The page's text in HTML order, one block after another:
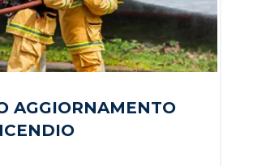
AGGIORNAMENTO